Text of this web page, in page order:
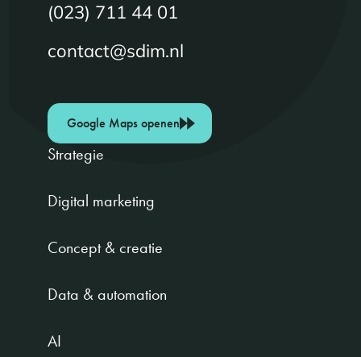
(023) 711 44 01
contact@sdim.nl
Google Maps openen
Strategie
Digital marketing
Concept & creatie
Data & automation
AI